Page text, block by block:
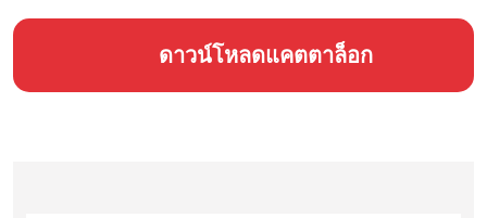
ดาวน์โหลดแคตตาล็อก